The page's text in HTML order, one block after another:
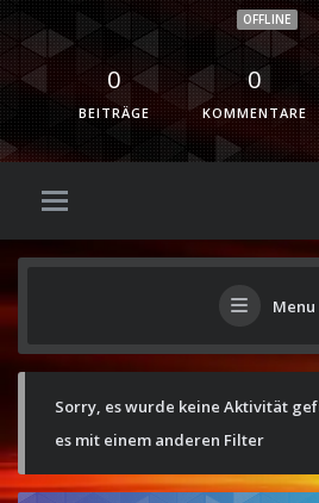
OFFLINE
0
BEITRÄGE
0
KOMMENTARE
Menu
Sorry, es wurde keine Aktivität
es mit einem anderen Filter